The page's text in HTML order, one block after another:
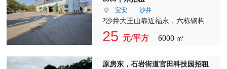
宝安 - 沙井
?沙井大王山靠近福永，六栋钢构厂
房6000平米，空地约14,000平米，每
栋约1000平方，高度约7-9米，都可
长，随时可看！ ?6000平米，空地约
25 元/平方 6000 ㎡
原房东，石岩街道官田科技园招租